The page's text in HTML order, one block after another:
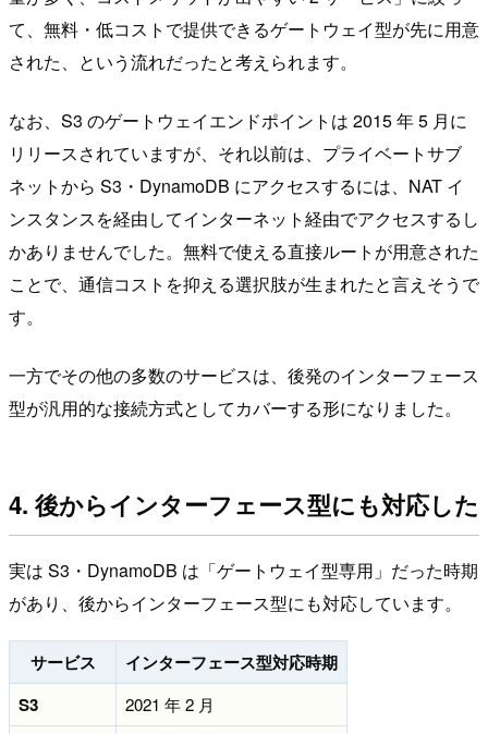
て、無料・低コストで提供できるゲートウェイ型が先に用意
された、という流れだったと考えられます。
なお、S3 のゲートウェイエンドポイントは 2015 年 5 月に
リリースされていますが、それ以前は、プライベートサブ
ネットから S3・DynamoDB にアクセスするには、NAT イ
ンスタンスを経由してインターネット経由でアクセスするし
かありませんでした。無料で使える直接ルートが用意された
ことで、通信コストを抑える選択肢が生まれたと言えそうで
す。
一方でその他の多数のサービスは、後発のインターフェース
型が汎用的な接続方式としてカバーする形になりました。
4. 後からインターフェース型にも対応した
実は S3・DynamoDB は「ゲートウェイ型専用」だった時期
があり、後からインターフェース型にも対応しています。
サービス
インターフェース型対応時期
S3
2021 年 2 月